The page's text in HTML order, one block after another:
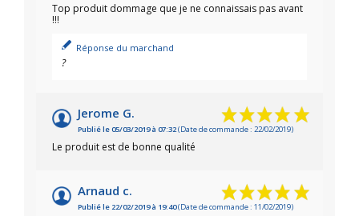
Top produit dommage que je ne connaissais pas avant
!!!
Réponse du marchand
?
Jerome G.
Publié le 05/03/2019 à 07:32(Date de commande : 22/02/2019)
Le produit est de bonne qualité
Arnaud c.
Publié le 22/02/2019 à 19:40(Date de commande : 11/02/2019)